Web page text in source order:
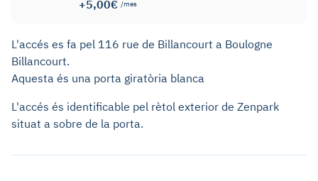
+5,00€ /mes
L'accés es fa pel 116 rue de Billancourt a Boulogne
Billancourt.
Aquesta és una porta giratòria blanca
L'accés és identificable pel rètol exterior de Zenpark
situat a sobre de la porta.